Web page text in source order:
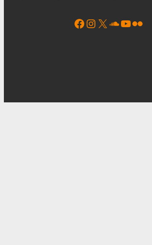
Facebook Instagram X Soundcloud YouTube Flickr